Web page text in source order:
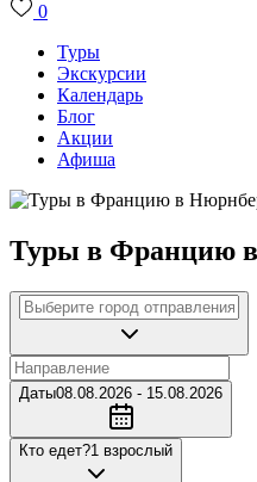
0
Туры
Экскурсии
Календарь
Блог
Акции
Афиша
Туры в Францию в
Даты08.08.2026 - 15.08.2026
Кто едет?1 взрослый